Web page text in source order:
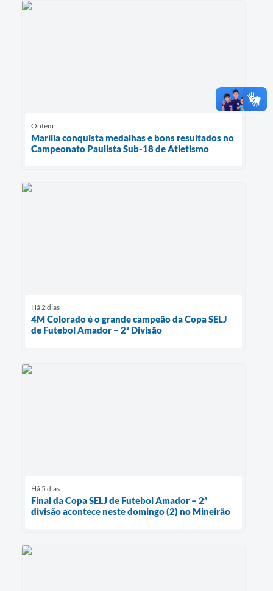
Ontem
Marília conquista medalhas e bons resultados no
Campeonato Paulista Sub-18 de Atletismo
Há 2 dias
4M Colorado é o grande campeão da Copa SELJ
de Futebol Amador – 2ª Divisão
Há 5 dias
Final da Copa SELJ de Futebol Amador – 2ª
divisão acontece neste domingo (2) no Mineirão